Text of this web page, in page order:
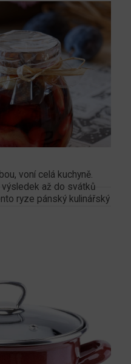
voní celá kuchyně.
až do svátků
ryze pánský kulinářský